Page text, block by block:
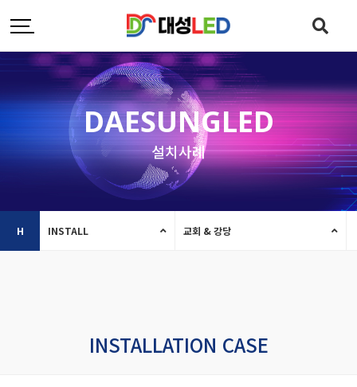
DAESUNGLED
설치사례
H INSTALL 교회 & 강당
INSTALLATION CASE